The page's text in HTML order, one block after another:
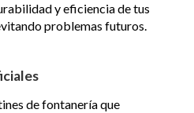
y eficiencia de tus
problemas futuros.
de fontanería que